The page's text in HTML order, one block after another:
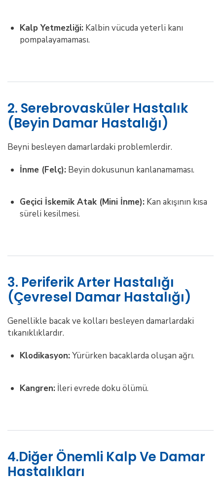
Kalp Yetmezliği: Kalbin vücuda yeterli kanı
pompalayamaması.
2. Serebrovasküler Hastalık
(Beyin Damar Hastalığı)
Beyni besleyen damarlardaki problemlerdir.
İnme (Felç): Beyin dokusunun kanlanamaması.
Geçici İskemik Atak (Mini İnme): Kan akışının kısa
süreli kesilmesi.
3. Periferik Arter Hastalığı
(Çevresel Damar Hastalığı)
Genellikle bacak ve kolları besleyen damarlardaki
tıkanıklıklardır.
Klodikasyon:Yürürken bacaklarda oluşan ağrı.
Kangren: İleri evrede doku ölümü.
4.Diğer Önemli Kalp Ve Damar
Hastalıkları